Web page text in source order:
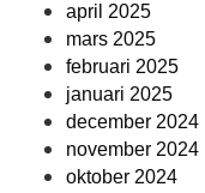
april 2025
mars 2025
februari 2025
januari 2025
december 2024
november 2024
oktober 2024